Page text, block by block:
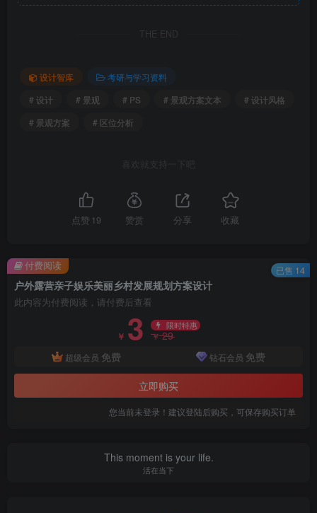
户外露营亲子娱乐美丽乡村发展规划方案设计.png
户外露营亲子娱乐美丽乡村发展规划方案设计.png
THE END
设计智库
考研与学习资料
# 设计
# 景观 # PS # 景观方案文本
# 设计风格
# 景观方案
# 区位分析
喜欢就支持一下吧
点赞 19 赞赏 分享 收藏
户外露营亲子娱乐美丽乡村发展规划方案设计
此内容为付费阅读，请付费后查看
￥ 3 限时特惠
￥29
超级会员 免费 钻石会员 免费
立即购买
您当前未登录！建议登陆后购买，可保存购买订单
付费阅读 已售 14
This moment is your life.
活在当下